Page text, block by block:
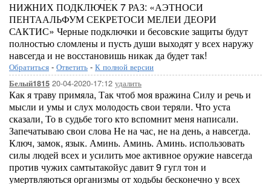
НИЖНИХ ПОДКЛЮЧЕК 7 РАЗ: «АЭТНОСИ
ПЕНТААЛЬФУМ СЕКРЕТОСИ МЕЛЕИ ДЕОРИ
САКТИС» Черные подключки и бесовские защиты будут
полностью сломлены и пусть души выходят у всех наружу
навсегда и не восстановишь никак да будет так!
Обратиться - Ответить - К полной версии
Белый1815 20-04-2020-17:12 удалить
Как я траву примяла, Так чтоб моя вражина Силу и речь и
мысли и умы и слух молодость свои теряли. Что уста
сказали, То в судьбе того кто вспомнит меня написали.
Запечатываю свои слова Не на час, не на день, а навсегда.
Ключ, замок, язык. Аминь. Аминь. Аминь. использовать
силы людей всех и усилить мое активное оружие навсегда
против чужих самтытакойус давит 9 гугл тон и
умертвляються организмы от ходьбы бесконечно у всех